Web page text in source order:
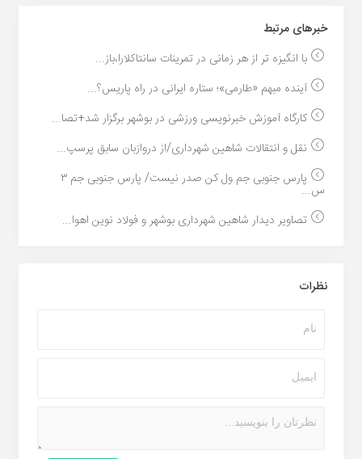
خبر‌های مرتبط
با انگیزه تر از هر زمانی در تمرینات سانتاکلارا،باز...
آینده مبهم «طارمی»؛ ستاره ایرانی در راه پاریس؟...
کارگاه آموزش خبرنویسی ورزشی در بوشهر برگزار شد+تصا...
نقل و انتقالات شاهین شهرداری/از دروازبان سابق پرسپ...
پارس جنوبی جم ول کن صدر نیست/ پارس جنوبی جم ۳
س...
تصاویر دیدار شاهین شهرداری بوشهر و فولاد نوین اهوا...
نظرات